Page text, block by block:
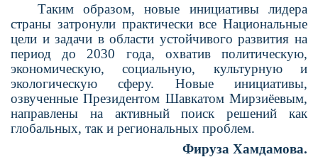
Таким образом, новые инициативы лидера
страны затронули практически все Нацио­нальные
цели и задачи в области устойчивого развития на
период до 2030 года, охватив политическую,
экономическую, социаль­ную, культурную и
экологическую сферу. Новые инициативы,
озвученные Президен­том Шавкатом Мирзиёевым,
направлены на активный поиск решений как
глобальных, так и региональных проблем.
Фируза Хамдамова.